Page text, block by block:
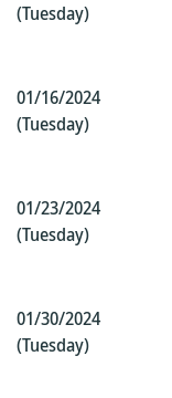
(Tuesday)
01/16/2024
(Tuesday)
01/23/2024
(Tuesday)
01/30/2024
(Tuesday)